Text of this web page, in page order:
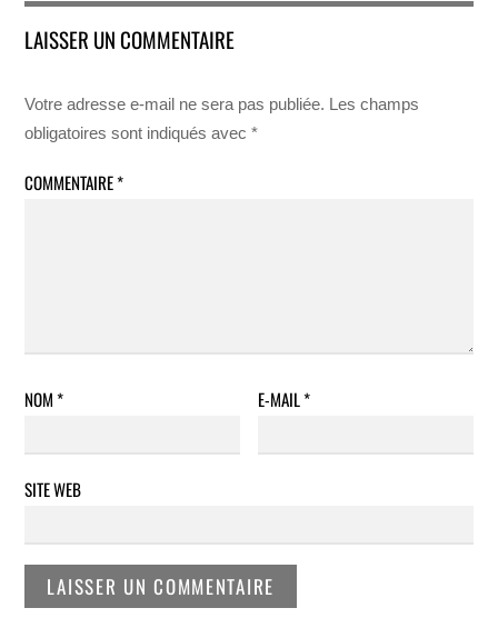
LAISSER UN COMMENTAIRE
Votre adresse e-mail ne sera pas publiée. Les champs
obligatoires sont indiqués avec*
COMMENTAIRE*
NOM* E-MAIL*
SITE WEB